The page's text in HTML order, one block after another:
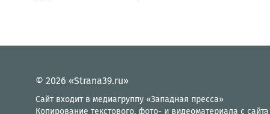
© 2026 «Strana39.ru»
Сайт входит в медиагруппу «Западная пресса»
Копирование текстового, фото- и видеоматериала с